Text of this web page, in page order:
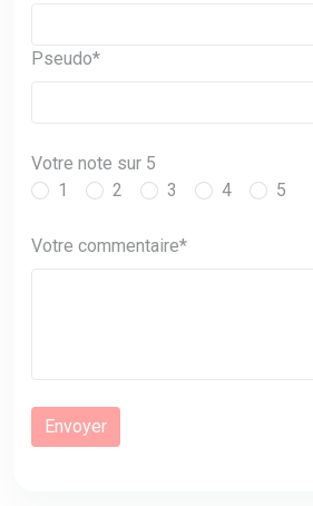
Pseudo*
Votre note sur 5
1
2 3 4 5
Votre commentaire*